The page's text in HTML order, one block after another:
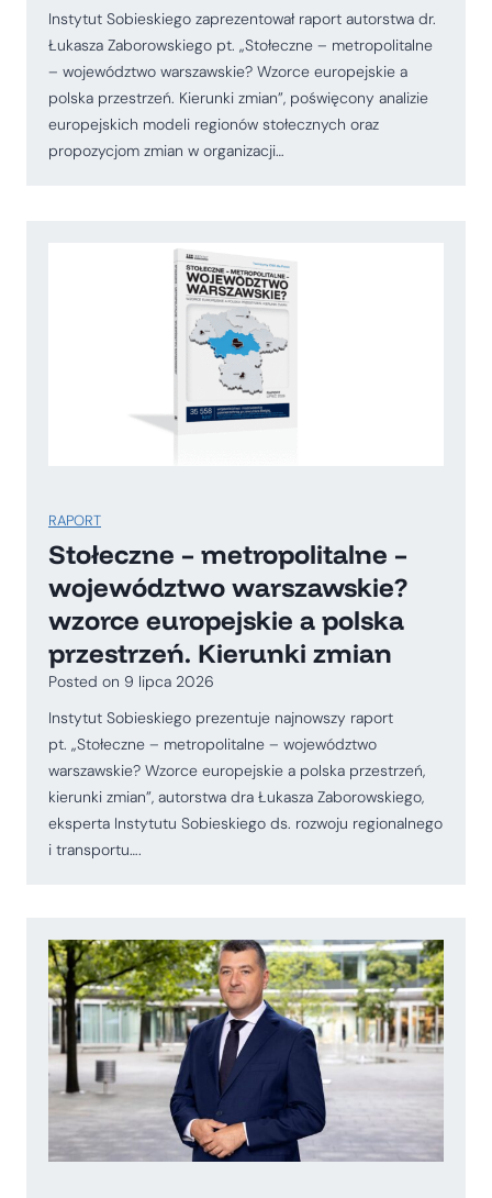
Instytut Sobieskiego zaprezentował raport autorstwa dr.
Łukasza Zaborowskiego pt. „Stołeczne – metropolitalne
– województwo warszawskie? Wzorce europejskie a
polska przestrzeń. Kierunki zmian”, poświęcony analizie
europejskich modeli regionów stołecznych oraz
propozycjom zmian w organizacji…
RAPORT
Stołeczne – metropolitalne –
województwo warszawskie?
wzorce europejskie a polska
przestrzeń. Kierunki zmian
Posted on 9 lipca 2026
Instytut Sobieskiego prezentuje najnowszy raport
pt. „Stołeczne – metropolitalne – województwo
warszawskie? Wzorce europejskie a polska przestrzeń,
kierunki zmian”, autorstwa dra Łukasza Zaborowskiego,
eksperta Instytutu Sobieskiego ds. rozwoju regionalnego
i transportu….